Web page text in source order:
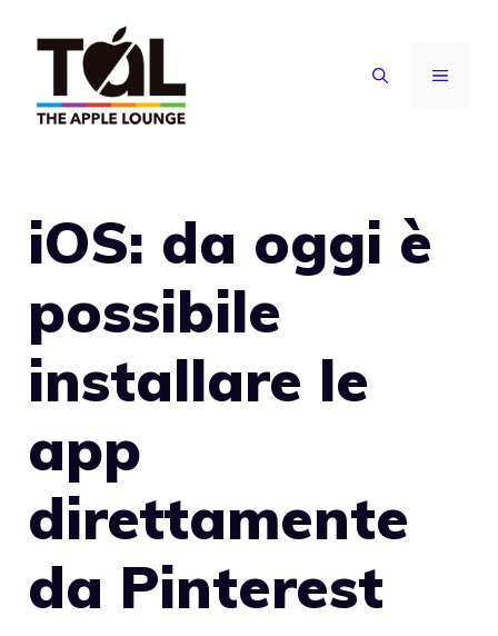
contenuto
MENU
iOS: da oggi è
possibile
installare le
app
direttamente
da Pinterest